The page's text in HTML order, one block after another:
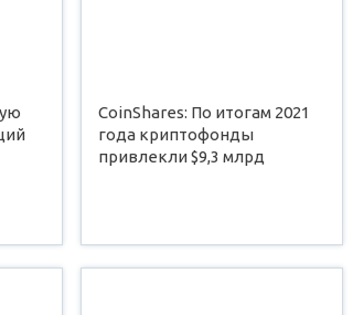
CoinShares: По итогам 2021
года криптофонды
привлекли $9,3 млрд